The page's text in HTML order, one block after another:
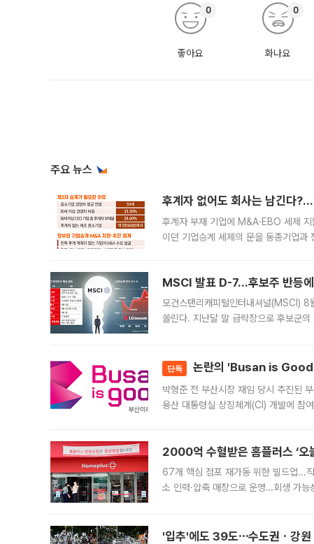
좋아요
0
화나요
0
주요 뉴스
후계자 없어도 회사는 남긴다
후계자 부재 기업에 M&A·EBO 세제 지
이던 기업승계 세제의 문을 동종기업과
MSCI 발표 D-7…후보주 반등
모건스탠리캐피털인터내셔널(MSCI) 8
쏠린다. 지난달 말 급락장으로 후보군
단독 논란의 'Busan is
박형준 전 부산시장 재임 당시 추진된
용산 대통령실 상징체계(CI) 개발에 참
2000억 수혈받은 홈플러스 ‘오
67개 핵심 점포 재가동 위한 빌드업...
소 인력·압축 매장으로 운영…회생 가
'입추'에도 39도⋯수도권ㆍ강원